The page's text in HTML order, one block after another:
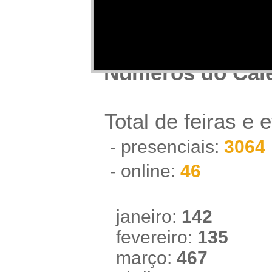
Números do
Total de feiras e
- presenciais: 3064
- online: 46
janeiro: 142
fevereiro: 135
março: 467